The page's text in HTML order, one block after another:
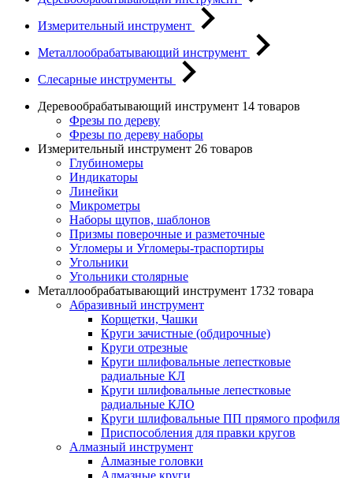
Измерительный инструмент
Металлообрабатывающий инструмент
Слесарные инструменты
Деревообрабатывающий инструмент 14 товаров
Фрезы по дереву
Фрезы по дереву наборы
Измерительный инструмент 26 товаров
Глубиномеры
Индикаторы
Линейки
Микрометры
Наборы щупов, шаблонов
Призмы поверочные и разметочные
Угломеры и Угломеры-траспортиры
Угольники
Угольники столярные
Металлообрабатывающий инструмент 1732 товара
Абразивный инструмент
Корщетки, Чашки
Круги зачистные (обдирочные)
Круги отрезные
Круги шлифовальные лепестковые
радиальные КЛ
Круги шлифовальные лепестковые
радиальные КЛО
Круги шлифовальные ПП прямого профиля
Приспособления для правки кругов
Алмазный инструмент
Алмазные головки
Алмазные круги